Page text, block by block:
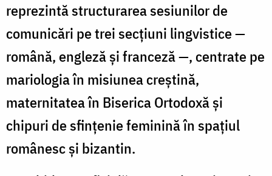
reprezintă structurarea sesiunilor de
comunicări pe trei secțiuni lingvistice —
română, engleză și franceză —, centrate pe
mariologia în misiunea creștină,
maternitatea în Biserica Ortodoxă și
chipuri de sfințenie feminină în spațiul
românesc și bizantin.